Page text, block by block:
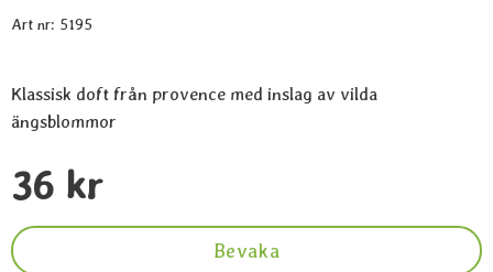
Art nr: 5195
Klassisk doft från provence med inslag av vilda
ängsblommor
pris
36 kr
Bevaka